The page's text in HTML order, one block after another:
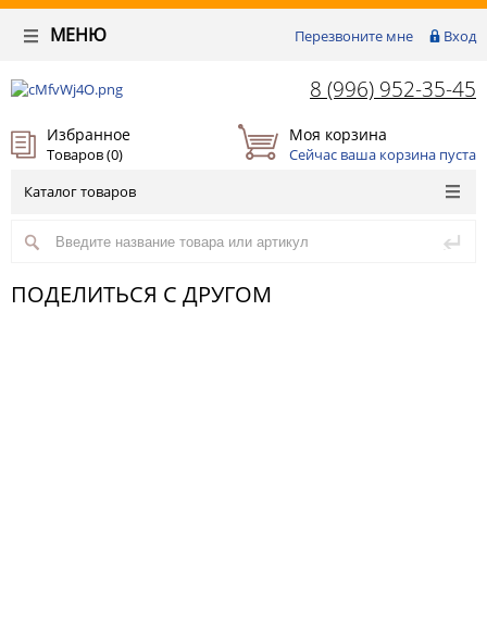
Перезвоните мне Вход
МЕНЮ
8 (996) 952-35-45
Избранное
Товаров (0)
Моя корзина
Сейчас ваша корзина пуста
Каталог товаров
ПОДЕЛИТЬСЯ С ДРУГОМ